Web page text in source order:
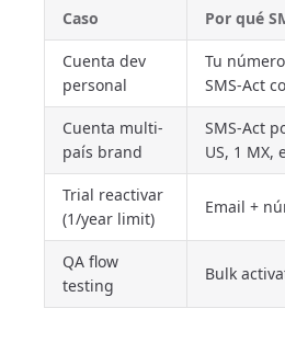
Caso Por qué
Cuenta dev
personal
Tu
SMS-Act
Cuenta multi-
país brand
SMS-Act
US, 1 MX,
Trial reactivar
(1/year limit)
Email +
QA flow
testing
Bulk